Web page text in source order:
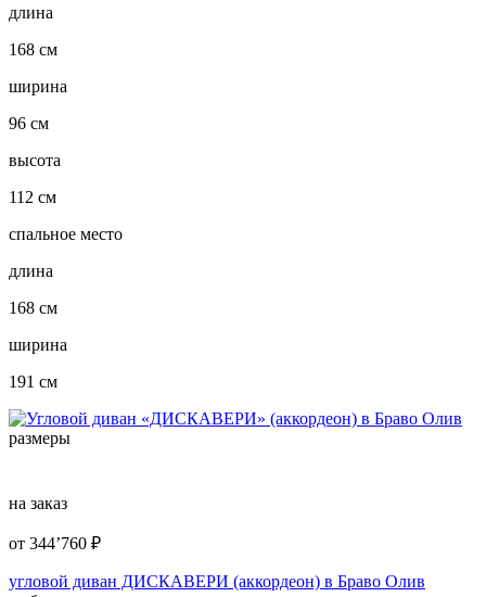
длина
168 см
ширина
96 см
высота
112 см
спальное место
длина
168 см
ширина
191 см
размеры
на заказ
от 344’760 ₽
угловой диван ДИСКАВЕРИ (аккордеон) в Браво Олив